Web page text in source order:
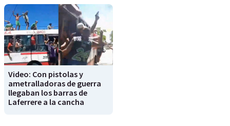
Video: Con pistolas y
ametralladoras de guerra
llegaban los barras de
Laferrere a la cancha